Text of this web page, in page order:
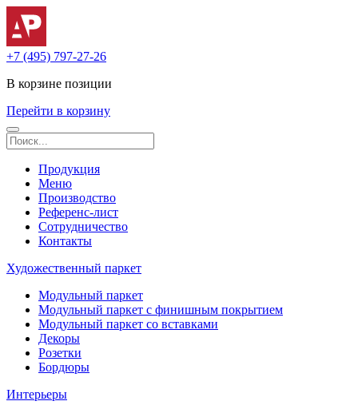
+7 (495) 797-27-26
В корзине позиции
Перейти в корзину
Продукция
Меню
Производство
Референс-лист
Сотрудничество
Контакты
Художественный паркет
Модульный паркет
Модульный паркет с финишным покрытием
Модульный паркет со вставками
Декоры
Розетки
Бордюры
Интерьеры